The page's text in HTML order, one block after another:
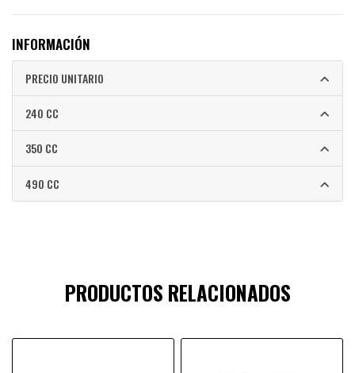
INFORMACIÓN
PRECIO UNITARIO
240 CC
350 CC
490 CC
PRODUCTOS RELACIONADOS